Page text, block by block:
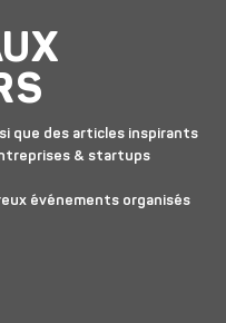
que des articles inspirants
& startups
événements organisés